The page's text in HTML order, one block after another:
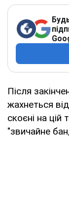
Після
жахнеться
скоєні на цій
"звичайне